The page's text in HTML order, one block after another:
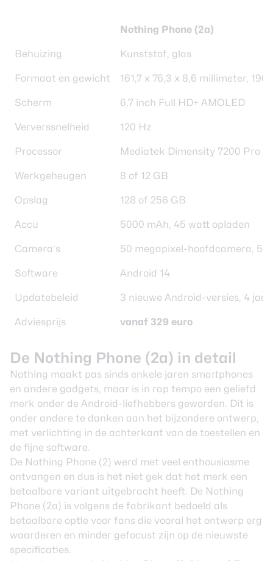
Nothing Phone (2a)
Behuizing Kunststof, glas
Formaat en gewicht 161,7 x 76,3 x 8,6 millimeter, 190
Scherm 6,7 inch Full HD+ AMOLED
Ververssnelheid 120 Hz
Processor Mediatek Dimensity 7200 Pro
Werkgeheugen 8 of 12 GB
Opslag 128 of 256 GB
Accu 5000 mAh, 45 watt opladen
Camera’s 50 megapixel-hoofdcamera,
Software Android 14
Updatebeleid 3 nieuwe Android-versies, 4
Adviesprijs vanaf 329 euro
De Nothing Phone (2a) in detail
Nothing maakt pas sinds enkele jaren smartphones
en andere gadgets, maar is in rap tempo een geliefd
merk onder de Android-liefhebbers geworden. Dit is
onder andere te danken aan het bijzondere ontwerp,
met verlichting in de achterkant van de toestellen en
de fijne software.
De Nothing Phone (2) werd met veel enthousiasme
ontvangen en dus is het niet gek dat het merk een
betaalbare variant uitgebracht heeft. De Nothing
Phone (2a) is volgens de fabrikant bedoeld als
betaalbare optie voor fans die vooral het ontwerp erg
waarderen en minder gefocust zijn op de nieuwste
specificaties.